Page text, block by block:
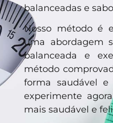
balanceadas e
Nosso método é
uma abordagem
balanceada e
método
forma saudável
experimente
mais saudável e